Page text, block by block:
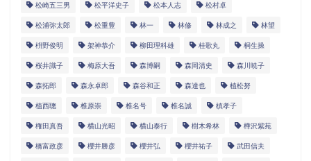
松崎五三男 松平洋史子 松本人志 松村卓
松浦弥太郎 松重豊 林一 林修 林成之 林望
枡野俊明 架神恭介 柳田理科雄 桂歌丸 桐生操
桜井識子 梅原大吾 森博嗣 森岡清史 森川暁子
森拓郎 森永卓郎 森谷和正 森達也 植松努
植西聰 椎原崇 椎名号 椎名誠 槙孝子
権田真吾 横山光昭 横山泰行 樹木希林 樺沢紫苑
橋富政彦 櫻井勝彦 櫻井弘 櫻井祐子 武田信夫